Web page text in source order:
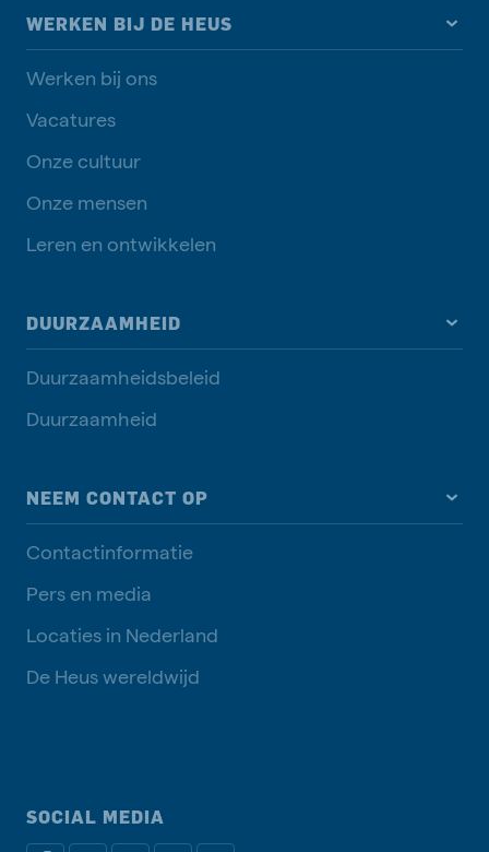
WERKEN BIJ DE HEUS
Werken bij ons
Vacatures
Onze cultuur
Onze mensen
Leren en ontwikkelen
DUURZAAMHEID
Duurzaamheidsbeleid
Duurzaamheid
NEEM CONTACT OP
Contactinformatie
Pers en media
Locaties in Nederland
De Heus wereldwijd
SOCIAL MEDIA